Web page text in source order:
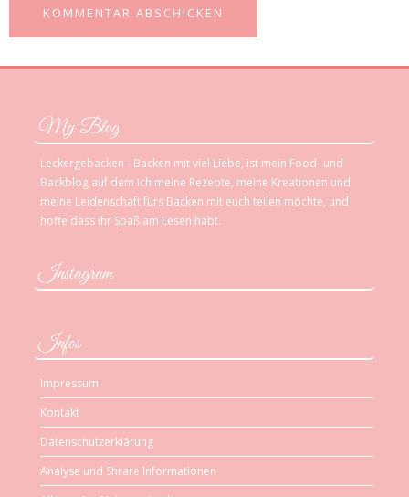
My Blog
Leckergebacken - Backen mit viel Liebe, ist mein Food- und
Backblog auf dem ich meine Rezepte, meine Kreationen und
meine Leidenschaft fürs Backen mit euch teilen möchte, und
hoffe dass ihr Spaß am Lesen habt.
Instagram
Infos
Impressum
Kontakt
Datenschutzerklärung
Analyse und Shrare Informationen